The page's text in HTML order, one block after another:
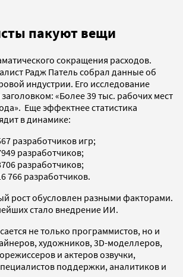
пакуют вещи
сокращения расходов.
Радж Патель собрал данные об
индустрии. Его исследование
«Более 39 тыс. рабочих мест
Еще эффектнее статистика
в динамике:
разработчиков игр;
разработчиков;
разработчиков;
766 разработчиков.
рост обусловлен разными факторами.
стало внедрение ИИ.
не только программистов, но и
художников, 3D-моделлеров,
и актеров озвучки,
поддержки, аналитиков и